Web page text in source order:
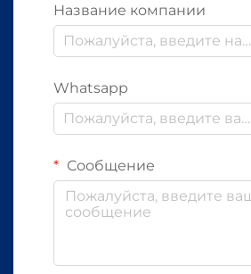
Название компании
Whatsapp
Сообщение